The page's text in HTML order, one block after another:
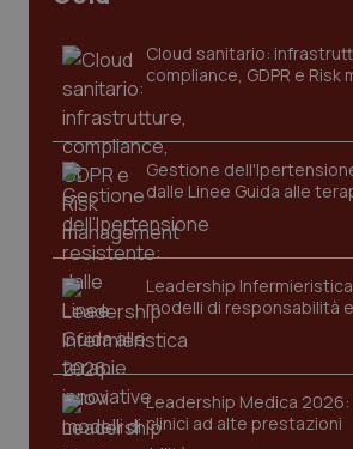
Cloud sanitario:
compliance, GDPR e Risk
Gestione
dalle Linee Guida alle
Leadership
modelli di responsabilità
Leadership Medica
clinici ad alte prestazioni
protette del sito. Il sito web non è in
funzionare correttamente senza questi
Nome
VISITOR_PRIVACY_METADATA